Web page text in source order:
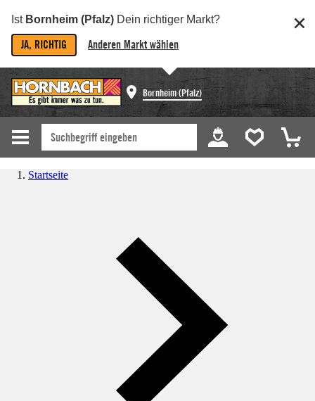
Ist Bornheim (Pfalz) Dein richtiger Markt?
JA, RICHTIG Anderen Markt wählen
Bornheim (Pfalz)
Startseite